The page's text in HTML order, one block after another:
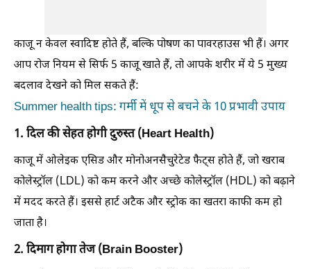
काजू न केवल स्वादिष्ट होते हैं, बल्कि पोषण का पावरहाउस भी हैं। अगर
आप रोज नियम से सिर्फ 5 काजू खाते हैं, तो आपके शरीर में ये 5 मुख्य
बदलाव देखने को मिल सकते हैं:
Summer health tips: गर्मी में धूप से बचने के 10 प्रभावी उपाय
1. दिल की सेहत होगी दुरुस्त (Heart Health)
काजू में ओलेइक एसिड और मोनोअनसैचुरेटेड फैट्स होते हैं, जो खराब
कोलेस्ट्रॉल (LDL) को कम करने और अच्छे कोलेस्ट्रॉल (HDL) को बढ़ाने
में मदद करते हैं। इससे हार्ट अटैक और स्ट्रोक का खतरा काफी कम हो
जाता है।
2. दिमाग होगा तेज (Brain Booster)